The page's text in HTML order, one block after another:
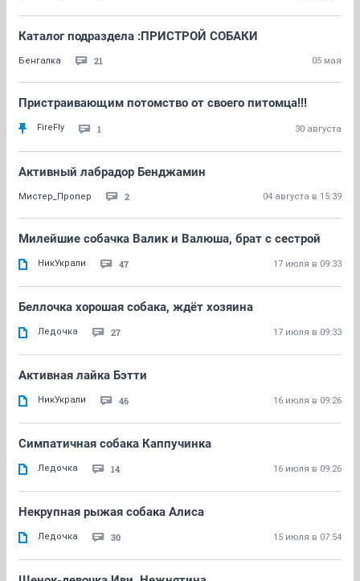
Каталог подраздела :ПРИСТРОЙ СОБАКИ
Бенгалка 21 05 мая
Пристраивающим потомство от своего питомца!!!
FireFly 1 30 августа
Активный лабрадор Бенджамин
Мистер_Пропер 2 04 августа в 15:39
Милейшие собачка Валик и Валюша, брат с сестрой
НикУкрали 47 17 июля в 09:33
Беллочка хорошая собака, ждёт хозяина
Ледочка 27 17 июля в 09:33
Активная лайка Бэтти
НикУкрали 46 16 июля в 09:26
Симпатичная собака Каппучинка
Ледочка 14 16 июля в 09:26
Некрупная рыжая собака Алиса
Ледочка 30 15 июля в 07:54